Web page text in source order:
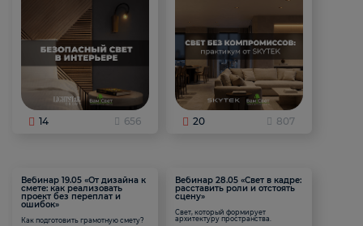
14 656 20 807
Вебинар 19.05 «От дизайна к
смете: как реализовать
проект без переплат и
ошибок»
Как подготовить грамотную смету?
Вебинар 28.05 «Свет в кадре:
расставить роли и отстоять
сцену»
Свет, который формирует
архитектуру пространства.